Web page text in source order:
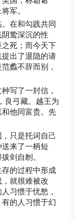
军。
在和勾践共同
鸷深沉的性
死；而今天下
出了退隐的请
蠡不辞而别，
写了一封信，
良弓藏。越王为
他同富贵。先
只是托词自己
来了一柄短
剑自刎。
的过程中形成
就很难被改
习惯于忧愁，
的人习惯于幻